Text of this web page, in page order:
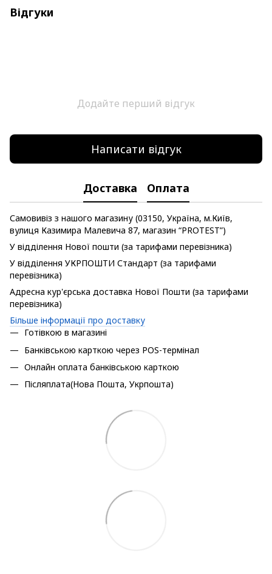
Відгуки
Додайте перший відгук
Написати відгук
Доставка Оплата
Самовивіз з нашого магазину (03150, Україна, м.Київ,
вулиця Казимира Малевича 87, магазин “PROTEST”)
У відділення Нової пошти (за тарифами перевізника)
У відділення УКРПОШТИ Стандарт (за тарифами
перевізника)
Адресна кур'єрська доставка Нової Пошти (за тарифами
перевізника)
Більше інформації про доставку
Готівкою в магазині
Банківською карткою через POS-термінал
Онлайн оплата банківською карткою
Післяплата(Нова Пошта, Укрпошта)